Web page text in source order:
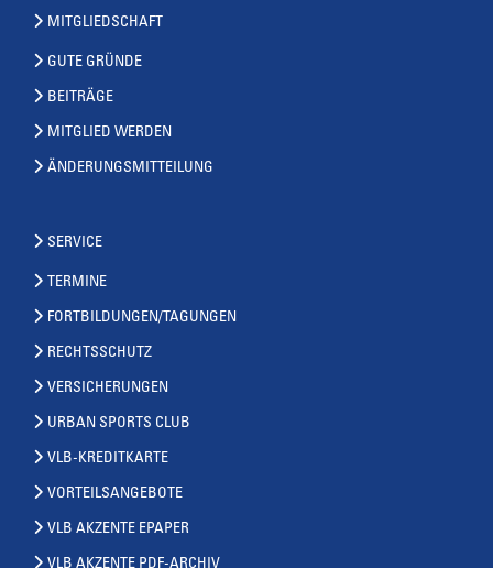
MITGLIEDSCHAFT
GUTE GRÜNDE
BEITRÄGE
MITGLIED WERDEN
ÄNDERUNGSMITTEILUNG
SERVICE
TERMINE
FORTBILDUNGEN/TAGUNGEN
RECHTSSCHUTZ
VERSICHERUNGEN
URBAN SPORTS CLUB
VLB-KREDITKARTE
VORTEILSANGEBOTE
VLB AKZENTE EPAPER
VLB AKZENTE PDF-ARCHIV